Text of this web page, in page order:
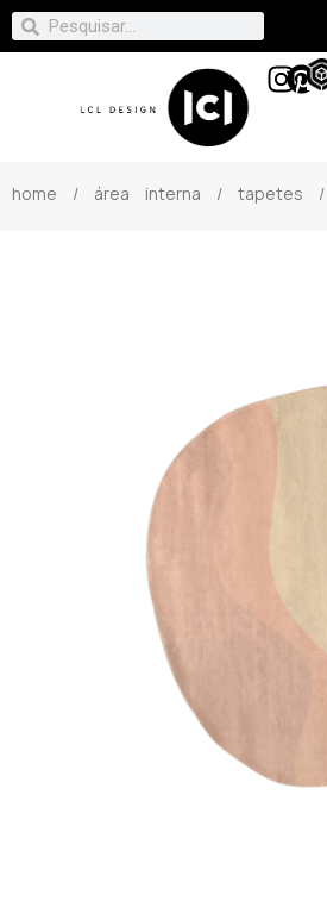
home / área interna / tapetes /